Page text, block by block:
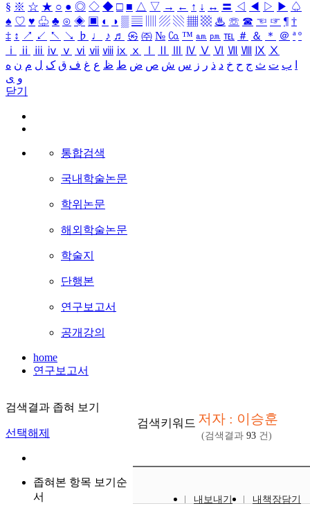
§ ※ ☆ ★ ○ ● ◎ ◇ ◆ □ ■ △ ▽ → ← ↑ ↓ ↔ 〓 ◁ ◀ ▷ ▶ ♤
♠ ♡ ♥ ♧ ♣ ⊙ ◈ ▣ ◐ ◑ ▒ ▤ ▨ ▧ ▦ ▩ ♨ ☏ ☎ ☜ ☞ ¶ †
‡ ↕ ↗ ↙ ↖ ↘ ♭ ♩ ♪ ♬ ㉿ ㈜ № ㏇ ™ ㏂ ㏘ ℡ ＃ ＆ ＊ ＠ ª º
ⅰ
ⅱ ⅲ ⅳ ⅴ ⅵ ⅶ ⅷ ⅸ ⅹ Ⅳ Ⅴ Ⅵ Ⅶ Ⅷ Ⅸ Ⅹ
ب ت ث ج ح خ د ذ ر ز س ش ص ض ط ظ ع غ ف ق ک ل م ن ه
و ی
닫기
통합검색
국내학술논문
학위논문
해외학술논문
학술지
단행본
연구보고서
공개강의
home
연구보고서
검색결과 좁혀 보기
선택해제
좁혀본 항목 보기순
서
검색키워드 저자 : 이승훈
(검색결과 93 건)
내보내기
내책장담기